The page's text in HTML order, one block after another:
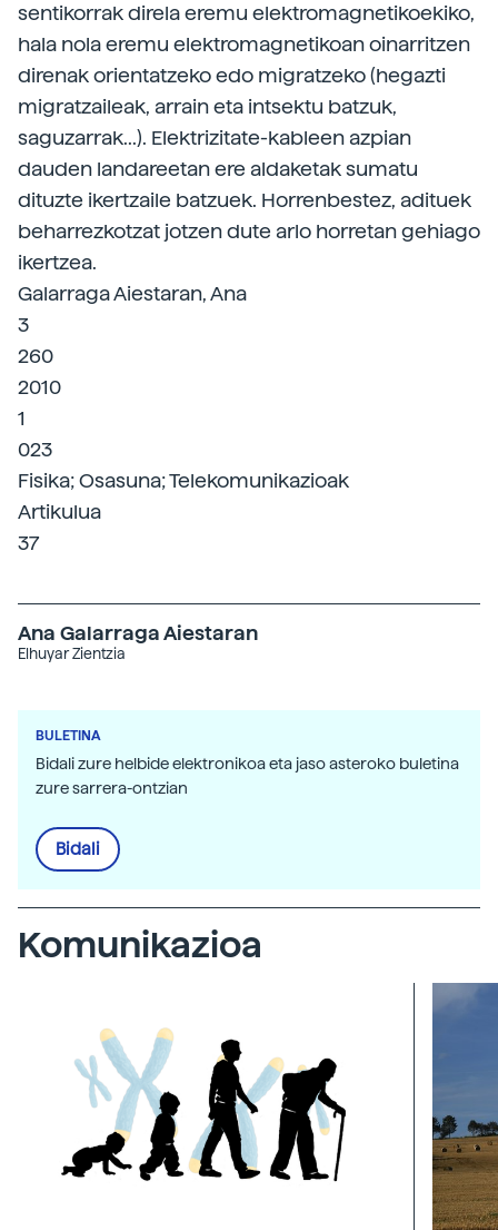
sentikorrak direla eremu elektromagnetikoekiko,
hala nola eremu elektromagnetikoan oinarritzen
direnak orientatzeko edo migratzeko (hegazti
migratzaileak, arrain eta intsektu batzuk,
saguzarrak...). Elektrizitate-kableen azpian
dauden landareetan ere aldaketak sumatu
dituzte ikertzaile batzuek. Horrenbestez, adituek
beharrezkotzat jotzen dute arlo horretan gehiago
ikertzea.
Galarraga Aiestaran, Ana
3
260
2010
1
023
Fisika; Osasuna; Telekomunikazioak
Artikulua
37
Ana Galarraga Aiestaran
Elhuyar Zientzia
BULETINA
Bidali zure helbide elektronikoa eta jaso asteroko buletina
zure sarrera-ontzian
Bidali
Komunikazioa